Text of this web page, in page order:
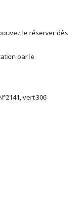
le réserver dès
par le
vert 306